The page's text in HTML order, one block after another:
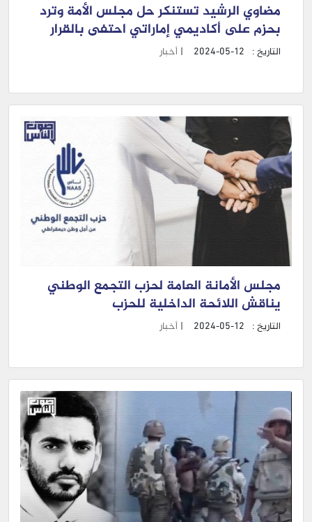
مضاوي الرشيد تستنكر حل مجلس الأمة وترد
بحزم على أكاديمي إماراتي احتفى بالقرار
التاريخ : 2024-05-12
| أخبار
مجلس الأمانة العامة لحزب التجمع الوطني
يناقش اللائحة الداخلية للحزب
التاريخ : 2024-05-12
| أخبار